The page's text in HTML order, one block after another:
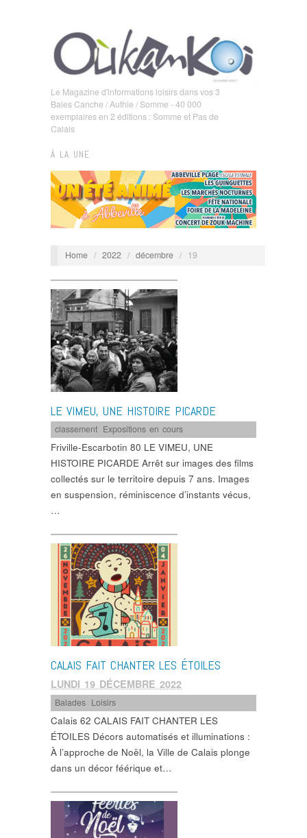
Le Magazine d'informations loisirs dans vos 3
Baies Canche / Authie / Somme - 40 000
exemplaires en 2 éditions : Somme et Pas de
Calais
À LA UNE
Home / 2022 / décembre / 19
LE VIMEU, UNE HISTOIRE PICARDE
classement Expositions en cours
Friville-Escarbotin 80 LE VIMEU, UNE
HISTOIRE PICARDE Arrêt sur images des films
collectés sur le territoire depuis 7 ans. Images
en suspension, réminiscence d’instants vécus,
…
CALAIS FAIT CHANTER LES ÉTOILES
LUNDI 19 DÉCEMBRE 2022
Balades Loisirs
Calais 62 CALAIS FAIT CHANTER LES
ÉTOILES Décors automatisés et illuminations :
À l’approche de Noël, la Ville de Calais plonge
dans un décor féérique et…